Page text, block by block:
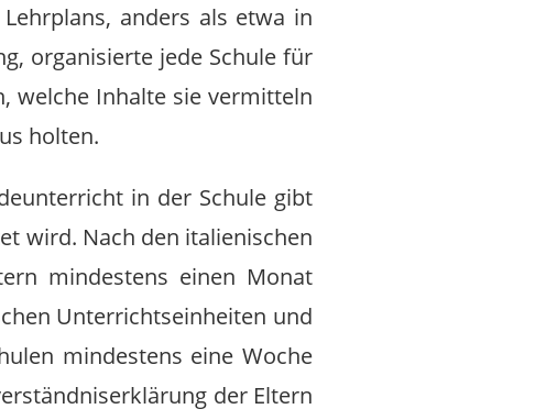
anders als etwa in
organisierte jede Schule für
welche Inhalte sie vermitteln
holten.
in der Schule gibt
wird. Nach den italienischen
mindestens einen Monat
Unterrichtseinheiten und
mindestens eine Woche
der Eltern